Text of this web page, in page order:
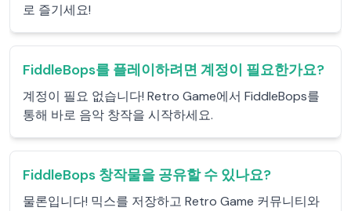
로 즐기세요!
FiddleBops를 플레이하려면 계정이 필요한가요?
계정이 필요 없습니다! Retro Game에서 FiddleBops를
통해 바로 음악 창작을 시작하세요.
FiddleBops 창작물을 공유할 수 있나요?
물론입니다! 믹스를 저장하고 Retro Game 커뮤니티와